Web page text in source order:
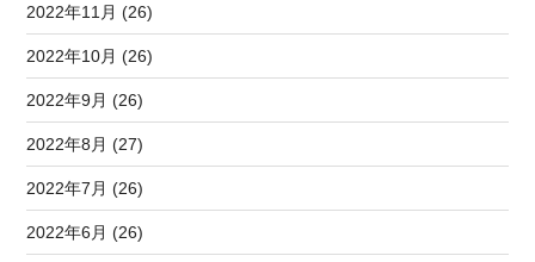
2022年11月 (26)
2022年10月 (26)
2022年9月 (26)
2022年8月 (27)
2022年7月 (26)
2022年6月 (26)